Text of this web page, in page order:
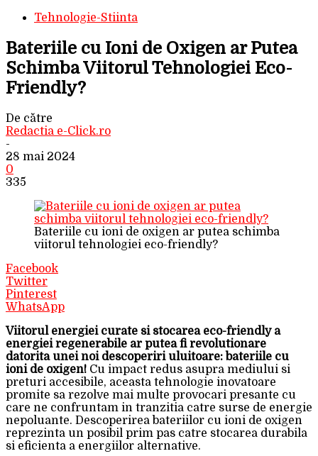
Tehnologie-Stiinta
Bateriile cu Ioni de Oxigen ar Putea
Schimba Viitorul Tehnologiei Eco-
Friendly?
De către
Redactia e-Click.ro
-
28 mai 2024
0
335
Bateriile cu ioni de oxigen ar putea schimba
viitorul tehnologiei eco-friendly?
Facebook
Twitter
Pinterest
WhatsApp
Viitorul energiei curate si stocarea eco-friendly a
energiei regenerabile ar putea fi revolutionare
datorita unei noi descoperiri uluitoare: bateriile cu
ioni de oxigen! Cu impact redus asupra mediului si
preturi accesibile, aceasta tehnologie inovatoare
promite sa rezolve mai multe provocari presante cu
care ne confruntam in tranzitia catre surse de energie
nepoluante. Descoperirea bateriilor cu ioni de oxigen
reprezinta un posibil prim pas catre stocarea durabila
si eficienta a energiilor alternative.